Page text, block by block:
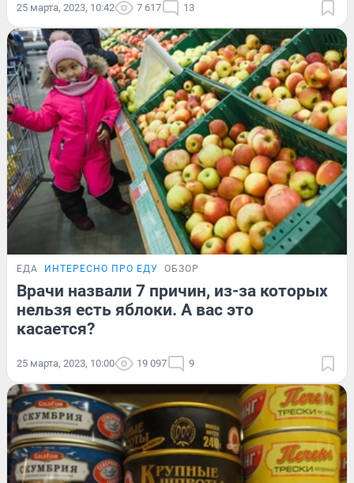
25 марта, 2023, 10:42 7 617 13
ЕДА ИНТЕРЕСНО ПРО ЕДУ ОБЗОР
Врачи назвали 7 причин, из-за которых
нельзя есть яблоки. А вас это
касается?
25 марта, 2023, 10:00 19 097 9